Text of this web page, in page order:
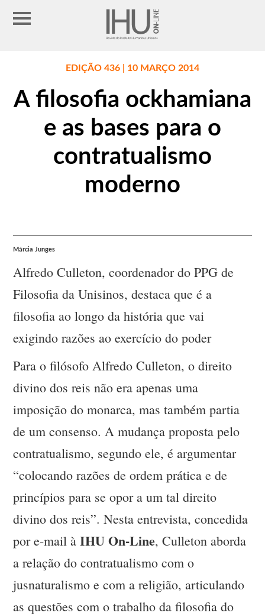
EDIÇÃO 436 | 10 MARÇO 2014
A filosofia ockhamiana
e as bases para o
contratualismo
moderno
Márcia Junges
Alfredo Culleton, coordenador do PPG de
Filosofia da Unisinos, destaca que é a
filosofia ao longo da história que vai
exigindo razões ao exercício do poder
Para o filósofo Alfredo Culleton, o direito
divino dos reis não era apenas uma
imposição do monarca, mas também partia
de um consenso. A mudança proposta pelo
contratualismo, segundo ele, é argumentar
“colocando razões de ordem prática e de
princípios para se opor a um tal direito
divino dos reis”. Nesta entrevista, concedida
por e-mail àIHU On-Line, Culleton aborda
a relação do contratualismo com o
jusnaturalismo e com a religião, articulando
as questões com o trabalho da filosofia do